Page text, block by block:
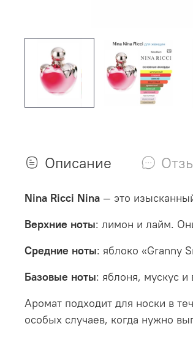
Описание
Nina Ricci Nina — это
Верхние ноты: лимон и лайм.
Средние ноты: яблоко «Granny
Базовые ноты: яблоня, мускус
Аромат подходит для носки в
особых случаев, когда нужно